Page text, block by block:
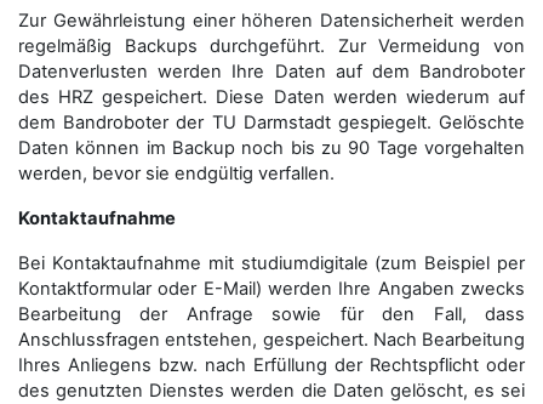
Zur Gewährleistung einer höheren Datensicherheit werden
regelmäßig Backups durchgeführt. Zur Vermeidung von
Datenverlusten werden Ihre Daten auf dem Bandroboter
des HRZ gespeichert. Diese Daten werden wiederum auf
dem Bandroboter der TU Darmstadt gespiegelt. Gelöschte
Daten können im Backup noch bis zu 90 Tage vorgehalten
werden, bevor sie endgültig verfallen.
Kontaktaufnahme
Bei Kontaktaufnahme mit studiumdigitale (zum Beispiel per
Kontaktformular oder E-Mail) werden Ihre Angaben zwecks
Bearbeitung der Anfrage sowie für den Fall, dass
Anschluss­fragen entstehen, gespeichert. Nach Bearbeitung
Ihres Anliegens bzw. nach Erfüllung der Rechtspflicht oder
des genutzten Dienstes werden die Daten gelöscht, es sei